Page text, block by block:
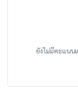
ยังไม่มีคะแนน